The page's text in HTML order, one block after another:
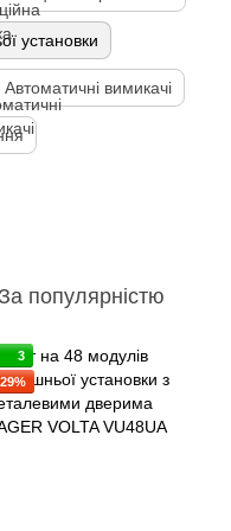
установки
Автоматичні вимикачі
популярністю
3